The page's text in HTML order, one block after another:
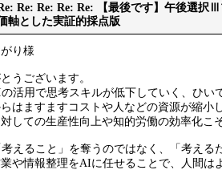
Re: Re: Re: Re: 【最後です】午後選択
軸とした実証的採点版
り様
うございます。
活用で思考スキルが低下していく、ひい
はますますコストや人などの資源が縮小
しての生産性向上や知的労働の効率化こ
えること」を奪うのではなく、「考える
や情報整理をAIに任せることで、人間は